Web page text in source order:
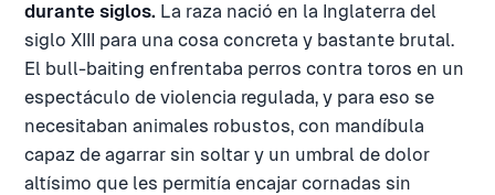
durante siglos. La raza nació en la Inglaterra del
siglo XIII para una cosa concreta y bastante brutal.
El bull-baiting enfrentaba perros contra toros en un
espectáculo de violencia regulada, y para eso se
necesitaban animales robustos, con mandíbula
capaz de agarrar sin soltar y un umbral de dolor
altísimo que les permitía encajar cornadas sin